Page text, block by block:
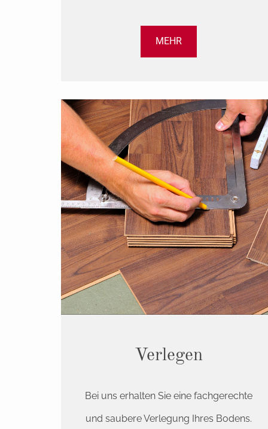
MEHR
Verlegen
Bei uns erhalten Sie eine fachgerechte
und saubere Verlegung Ihres Bodens.